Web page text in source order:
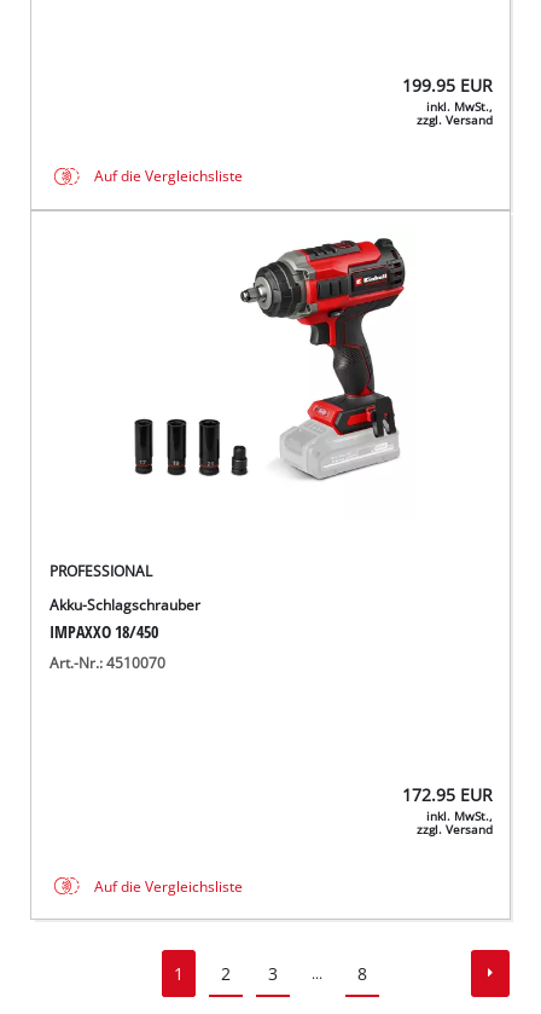
199.95 EUR
inkl. MwSt.,
zzgl. Versand
Auf die Vergleichsliste
PROFESSIONAL
Akku-Schlagschrauber
IMPAXXO 18/450
Art.-Nr.: 4510070
172.95 EUR
inkl. MwSt.,
zzgl. Versand
Auf die Vergleichsliste
1 2 3 ... 8